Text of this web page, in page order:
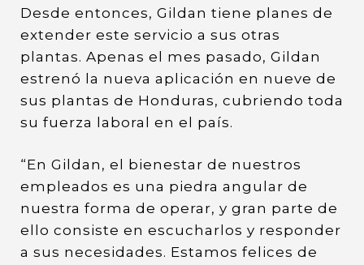
Desde entonces, Gildan tiene planes de
extender este servicio a sus otras
plantas. Apenas el mes pasado, Gildan
estrenó la nueva aplicación en nueve de
sus plantas de Honduras, cubriendo toda
su fuerza laboral en el país.
“En Gildan, el bienestar de nuestros
empleados es una piedra angular de
nuestra forma de operar, y gran parte de
ello consiste en escucharlos y responder
a sus necesidades. Estamos felices de